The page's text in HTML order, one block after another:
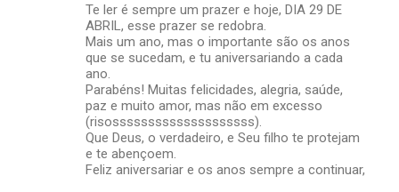
Te ler é sempre um prazer e hoje, DIA 29 DE
ABRIL, esse prazer se redobra.
Mais um ano, mas o importante são os anos
que se sucedam, e tu aniversariando a cada
ano.
Parabéns! Muitas felicidades, alegria, saúde,
paz e muito amor, mas não em excesso
(risossssssssssssssssssss).
Que Deus, o verdadeiro, e Seu filho te protejam
e te abençoem.
Feliz aniversariar e os anos sempre a continuar,